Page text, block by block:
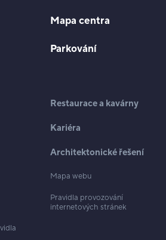
Mapa centra
Parkování
Restaurace a kavárny
Kariéra
Architektonické řešení
Mapa webu
Pravidla provozování
internetových stránek